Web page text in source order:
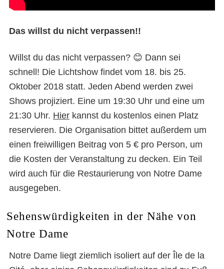
Das willst du nicht verpassen!!
Willst du das nicht verpassen? 😊 Dann sei
schnell! Die Lichtshow findet vom 18. bis 25.
Oktober 2018 statt. Jeden Abend werden zwei
Shows projiziert. Eine um 19:30 Uhr und eine um
21:30 Uhr. Hier kannst du kostenlos einen Platz
reservieren. Die Organisation bittet außerdem um
einen freiwilligen Beitrag von 5 € pro Person, um
die Kosten der Veranstaltung zu decken. Ein Teil
wird auch für die Restaurierung von Notre Dame
ausgegeben.
Sehenswürdigkeiten in der Nähe von
Notre Dame
Notre Dame liegt ziemlich isoliert auf der Île de la